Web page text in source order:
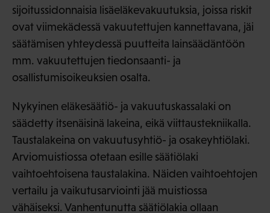
sijoitussidonnaisia lisäeläkevakuutuksia, joissa riskit
ovat viimekädessä vakuutettujen kannettavana, jäi
säätämisen yhteydessä puutteita lainsäädäntöön
mm. vakuutettujen tiedonsaanti- ja
osallistumisoikeuksien osalta.
Nykyinen eläkesäätiö- ja vakuutuskassalaki on
säädetty itsenäisinä lakeina, eikä viittaustekniikalla.
Taustalakeina on vakuutusyhtiö- ja osakeyhtiölaki.
Arviomuistiossa otetaan esille säätiölaki
vaihtoehtoisena taustalakina. Näiden vaihtoehtojen
vertailu ja vaikutusarviointi jää muistiossa
vähäiseksi. Vanhentunutta säätiölakia ollaan